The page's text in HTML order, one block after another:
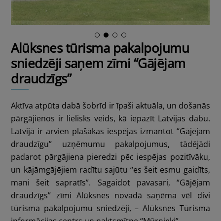
Alūksnes tūrisma pakalpojumu
sniedzēji saņem zīmi “Gājējam
draudzīgs”
Aktīva atpūta dabā šobrīd ir īpaši aktuāla, un došanās
pārgājienos ir lielisks veids, kā iepazīt Latvijas dabu.
Latvijā ir arvien plašākas iespējas izmantot “Gājējam
draudzīgu” uzņēmumu pakalpojumus, tādējādi
padarot pārgājiena pieredzi pēc iespējas pozitīvāku,
un kājāmgājējiem radītu sajūtu “es šeit esmu gaidīts,
mani šeit sapratīs”. Sagaidot pavasari, “Gājējam
draudzīgs” zīmi Alūksnes novadā saņēma vēl divi
tūrisma pakalpojumu sniedzēji, – Alūksnes Tūrisma